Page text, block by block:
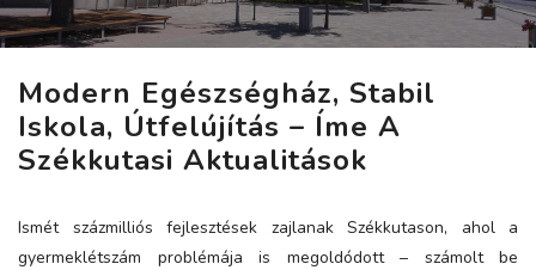
Modern Egészségház, Stabil
Iskola, Útfelújítás – Íme A
Székkutasi Aktualitások
Ismét százmilliós fejlesztések zajlanak Székkutason, ahol a
gyermeklétszám problémája is megoldódott – számolt be